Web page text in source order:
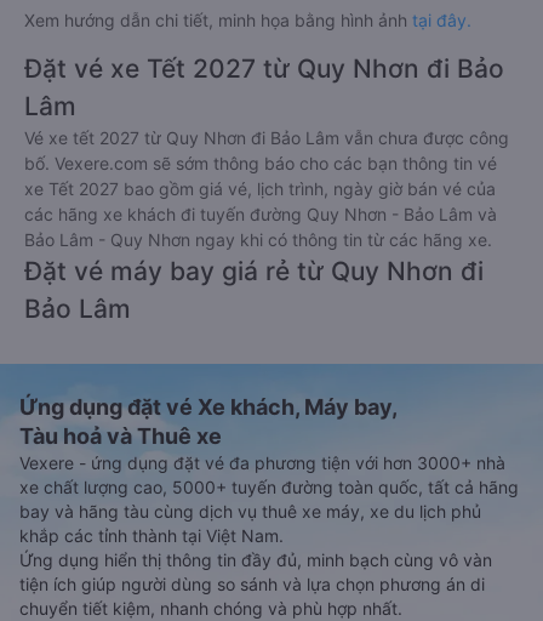
Xem hướng dẫn chi tiết, minh họa bằng hình ảnh tại đây.
Đặt vé xe Tết 2027 từ Quy Nhơn đi Bảo
Lâm
Vé xe tết 2027 từ Quy Nhơn đi Bảo Lâm vẫn chưa được công
bố. Vexere.com sẽ sớm thông báo cho các bạn thông tin vé
xe Tết 2027 bao gồm giá vé, lịch trình, ngày giờ bán vé của
các hãng xe khách đi tuyến đường Quy Nhơn - Bảo Lâm và
Bảo Lâm - Quy Nhơn ngay khi có thông tin từ các hãng xe.
Đặt vé máy bay giá rẻ từ Quy Nhơn đi
Bảo Lâm
Ứng dụng đặt vé Xe khách, Máy bay,
Tàu hoả và Thuê xe
Vexere - ứng dụng đặt vé đa phương tiện với hơn 3000+ nhà
xe chất lượng cao, 5000+ tuyến đường toàn quốc, tất cả hãng
bay và hãng tàu cùng dịch vụ thuê xe máy, xe du lịch phủ
khắp các tỉnh thành tại Việt Nam.
Ứng dụng hiển thị thông tin đầy đủ, minh bạch cùng vô vàn
tiện ích giúp người dùng so sánh và lựa chọn phương án di
chuyển tiết kiệm, nhanh chóng và phù hợp nhất.